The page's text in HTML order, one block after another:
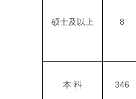
硕士及以上 8
本 科 346